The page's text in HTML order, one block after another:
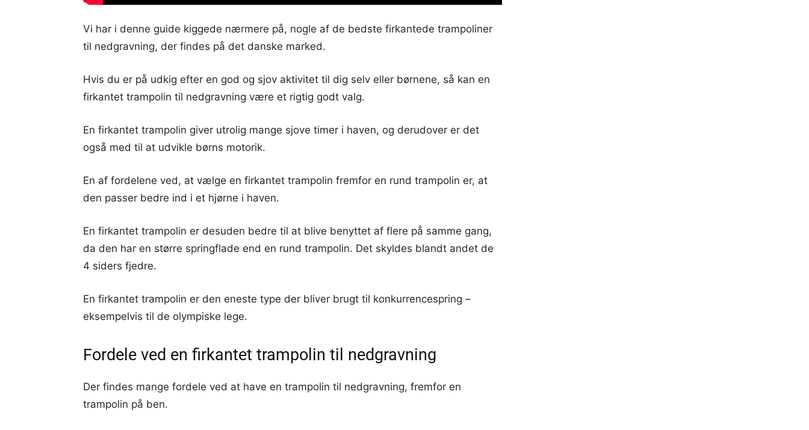
Vi har i denne guide kiggede nærmere på, nogle af de bedste firkantede trampoliner
til nedgravning, der findes på det danske marked.
Hvis du er på udkig efter en god og sjov aktivitet til dig selv eller børnene, så kan en
firkantet trampolin til nedgravning være et rigtig godt valg.
En firkantet trampolin giver utrolig mange sjove timer i haven, og derudover er det
også med til at udvikle børns motorik.
En af fordelene ved, at vælge en firkantet trampolin fremfor en rund trampolin er, at
den passer bedre ind i et hjørne i haven.
En firkantet trampolin er desuden bedre til at blive benyttet af flere på samme gang,
da den har en større springflade end en rund trampolin. Det skyldes blandt andet de
4 siders fjedre.
En firkantet trampolin er den eneste type der bliver brugt til konkurrencespring –
eksempelvis til de olympiske lege.
Fordele ved en firkantet trampolin til nedgravning
Der findes mange fordele ved at have en trampolin til nedgravning, fremfor en
trampolin på ben.